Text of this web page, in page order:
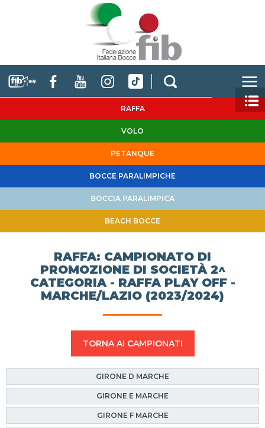
RAFFA
VOLO
PETANQUE
BOCCE PARALIMPICHE
BOCCIA PARALIMPICA
BEACH BOCCE
RAFFA: CAMPIONATO DI
PROMOZIONE DI SOCIETÀ 2^
CATEGORIA - RAFFA PLAY OFF -
MARCHE/LAZIO (2023/2024)
TORNA AI CAMPIONATI
GIRONE D MARCHE
GIRONE E MARCHE
GIRONE F MARCHE